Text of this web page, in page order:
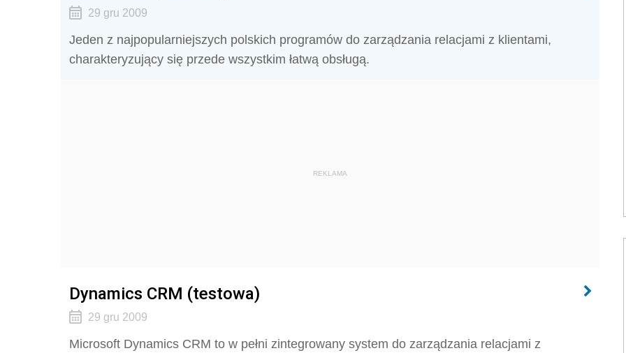
29 gru 2009
Jeden z najpopularniejszych polskich programów do zarządzania relacjami z klientami,
charakteryzujący się przede wszystkim łatwą obsługą.
REKLAMA
Dynamics CRM (testowa)
29 gru 2009
Microsoft Dynamics CRM to w pełni zintegrowany system do zarządzania relacjami z